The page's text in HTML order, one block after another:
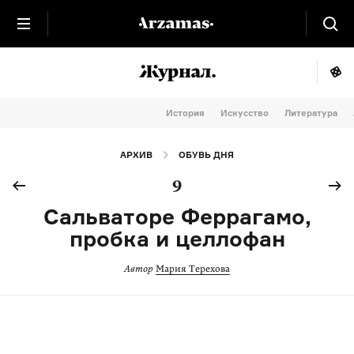
История Искусство Литература
АРХИВ ОБУВЬ ДНЯ
9
Сальваторе Феррагамо,
пробка и целлофан
Автор Мария Терехова